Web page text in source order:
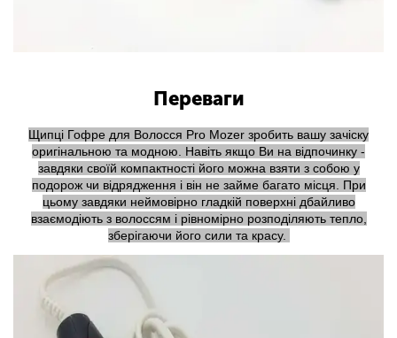
Переваги
Щипці Гофре для Волосся Pro Mozer зробить вашу зачіску
оригінальною та модною. Навіть якщо Ви на відпочинку -
завдяки своїй компактності його можна взяти з собою у
подорож чи відрядження і він не займе багато місця. При
цьому завдяки неймовірно гладкій поверхні дбайливо
взаємодіють з волоссям і рівномірно розподіляють тепло,
зберігаючи його сили та красу.